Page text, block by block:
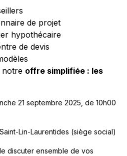
de projet
hypothécaire
de devis
notre offre simplifiée : les
21 septembre 2025, de 10h00
Lin-Laurentides (siège social)
discuter ensemble de vos